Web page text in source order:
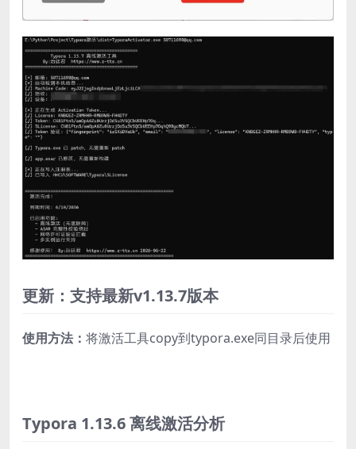
更新：支持最新v1.13.7版本
使用方法： 将激活工具copy到typora.exe同目录后使用
Typora 1.13.6 离线激活分析